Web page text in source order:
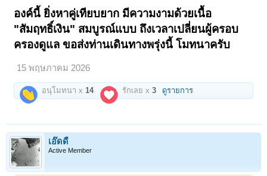
องค์นี้ ยิ่งหาคู่เทียบยาก มีความงามด้วยเนื้อ
"สัมฤทธิ์เงิน" สมบูรณ์แบบ ถึงเวลาเปลี่ยนผู้ครอบ
ครองดูแล ขอส่งท่านเดินทางพรุ่งนี้ โมทนาครับ
15 พฤษภาคม 2026
อนุโมทนา x 14 รักเลย x3 ดูรายการ
เอ๊ดดี้
Active Member